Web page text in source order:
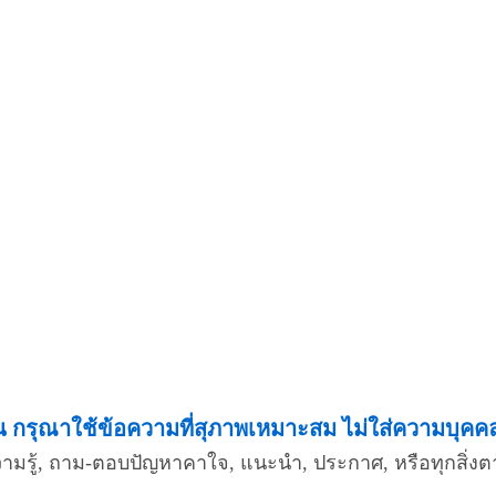
กรุณาใช้ข้อความที่สุภาพเหมาะสม ไม่ใส่ความบุค
มรู้, ถาม-ตอบปัญหาคาใจ, แนะนำ, ประกาศ, หรือทุกสิ่ง